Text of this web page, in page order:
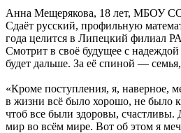
Анна Мещерякова, 18 лет, МБОУ
Сдаёт русский, профильную
года целится в Липецкий филиал
Смотрит в своё будущее с надеждой
будет дальше. За её спиной —
«Кроме поступления, я, наверное,
в жизни всё было хорошо, не было
чтоб все были здоровы, счастливы.
мир во всём мире. Вот об этом я